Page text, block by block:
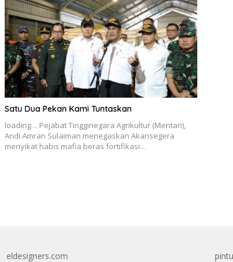
Satu Dua Pekan Kami Tuntaskan
loading… Pejabat Tingginegara Agrikultur (Mentan),
Andi Amran Sulaiman menegaskan Akansegera
menyikat habis mafia beras fortifikasi…
eldesigners.com